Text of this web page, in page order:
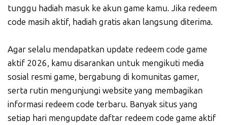
tunggu hadiah masuk ke akun game kamu. Jika redeem
code masih aktif, hadiah gratis akan langsung diterima.
Agar selalu mendapatkan update redeem code game
aktif 2026, kamu disarankan untuk mengikuti media
sosial resmi game, bergabung di komunitas gamer,
serta rutin mengunjungi website yang membagikan
informasi redeem code terbaru. Banyak situs yang
setiap hari mengupdate daftar redeem code game aktif